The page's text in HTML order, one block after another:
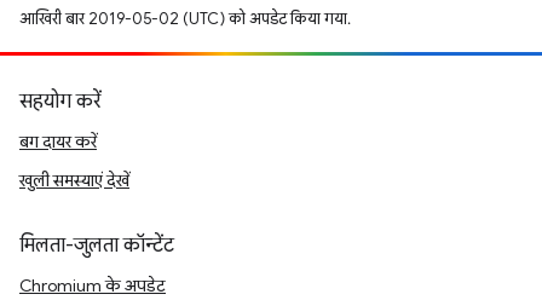
आखिरी बार 2019-05-02 (UTC) को अपडेट किया गया.
सहयोग करें
बग दायर करें
खुली समस्याएं देखें
मिलता-जुलता कॉन्टेंट
Chromium के अपडेट